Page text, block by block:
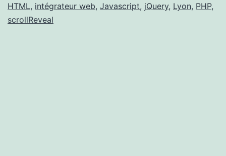
HTML, intégrateur web, Javascript, jQuery, Lyon, PHP,
scrollReveal